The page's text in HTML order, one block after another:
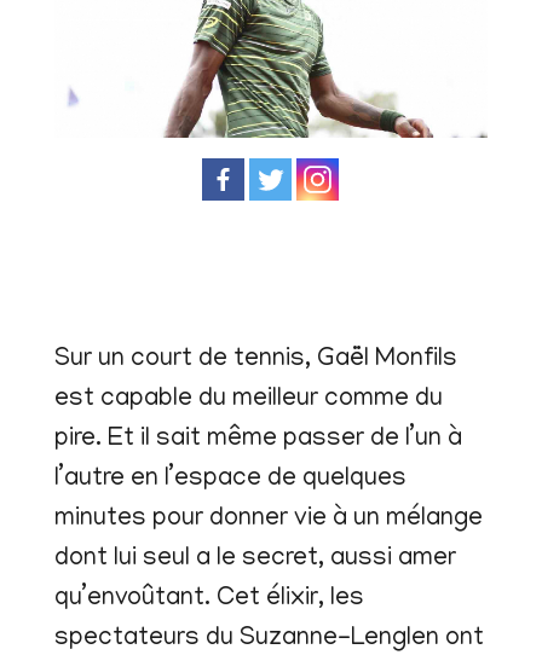
Sur un court de tennis, Gaël Monfils
est capable du meilleur comme du
pire. Et il sait même passer de l’un à
l’autre en l’espace de quelques
minutes pour donner vie à un mélange
dont lui seul a le secret, aussi amer
qu’envoûtant. Cet élixir, les
spectateurs du Suzanne-Lenglen ont